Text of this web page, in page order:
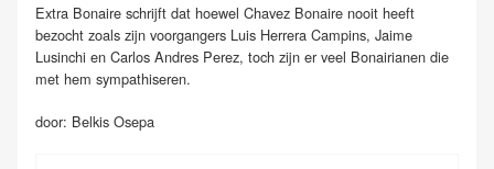
Extra Bonaire schrijft dat hoewel Chavez Bonaire nooit heeft
bezocht zoals zijn voorgangers Luis Herrera Campins, Jaime
Lusinchi en Carlos Andres Perez, toch zijn er veel Bonairianen die
met hem sympathiseren.
door: Belkis Osepa